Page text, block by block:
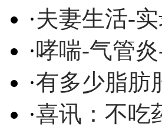
·夫妻生活-
·哮喘-气管
·有多少脂肪
·喜讯：不